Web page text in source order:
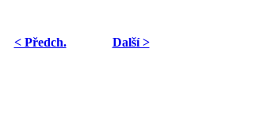
< Předch.
Další >